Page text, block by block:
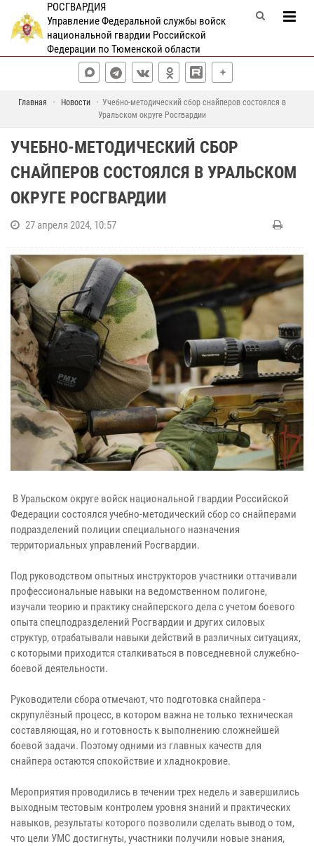
РОСГВАРДИЯ
Управление Федеральной службы войск
национальной гвардии Российской
Федерации по Тюменской области
Главная Новости
Учебно-методический сбор снайперов состоялся в
Уральском округе Росгвардии
УЧЕБНО-МЕТОДИЧЕСКИЙ СБОР
СНАЙПЕРОВ СОСТОЯЛСЯ В УРАЛЬСКОМ
ОКРУГЕ РОСГВАРДИИ
27 апреля 2024, 10:57
В Уральском округе войск национальной гвардии Российской
Федерации состоялся учебно-методический сбор со снайперами
подразделений полиции специального назначения
территориальных управлений Росгвардии.
Под руководством опытных инструкторов участники оттачивали
профессиональные навыки на ведомственном полигоне,
изучали теорию и практику снайперского дела с учетом боевого
опыта спецподразделений Росгвардии и других силовых
структур, отрабатывали навыки действий в различных ситуациях,
с которыми приходится сталкиваться в повседневной служебно-
боевой деятельности.
Руководители сбора отмечают, что подготовка снайпера -
скрупулёзный процесс, в котором важна не только техническая
составляющая, но и готовность к выполнению сложнейшей
боевой задачи. Поэтому одними из главных качеств для
снайпера остаются спокойствие и хладнокровие.
Мероприятия проводились в течении трех недель и завершились
выходным тестовым контролем уровня знаний и практических
навыков, результаты которого позволили сделать вывод о том,
что цели УМС достигнуты, участники получили новые знания,